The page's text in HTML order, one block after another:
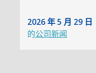
2026 年 5 月 29 日
的公司新闻